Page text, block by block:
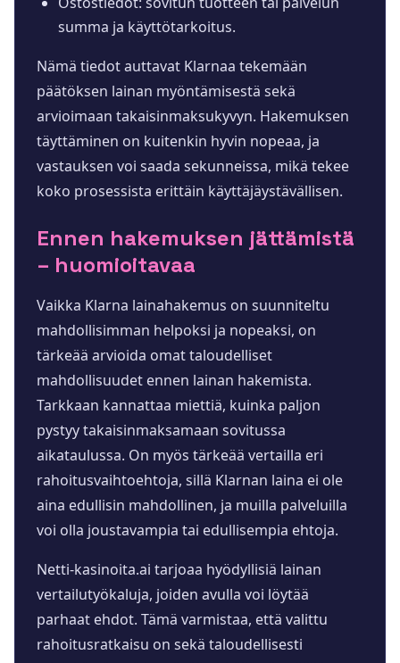
summa ja käyttötarkoitus.
Nämä tiedot auttavat Klarnaa tekemään
päätöksen lainan myöntämisestä sekä
arvioimaan takaisinmaksukyvyn. Hakemuksen
täyttäminen on kuitenkin hyvin nopeaa, ja
vastauksen voi saada sekunneissa, mikä tekee
koko prosessista erittäin käyttäjäystävällisen.
Ennen hakemuksen jättämistä
– huomioitavaa
Vaikka Klarna lainahakemus on suunniteltu
mahdollisimman helpoksi ja nopeaksi, on
tärkeää arvioida omat taloudelliset
mahdollisuudet ennen lainan hakemista.
Tarkkaan kannattaa miettiä, kuinka paljon
pystyy takaisinmaksamaan sovitussa
aikataulussa. On myös tärkeää vertailla eri
rahoitusvaihtoehtoja, sillä Klarnan laina ei ole
aina edullisin mahdollinen, ja muilla palveluilla
voi olla joustavampia tai edullisempia ehtoja.
Netti-kasinoita.ai tarjoaa hyödyllisiä lainan
vertailutyökaluja, joiden avulla voi löytää
parhaat ehdot. Tämä varmistaa, että valittu
rahoitusratkaisu on sekä taloudellisesti